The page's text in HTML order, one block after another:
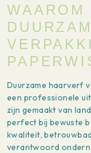
Duurzame haarverf
een professionele
zijn gemaakt van
perfect bij bewuste
kwaliteit,
verantwoord